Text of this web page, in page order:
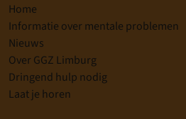
Home
Informatie over mentale problemen
Nieuws
Over GGZ Limburg
Dringend hulp nodig
Laat je horen